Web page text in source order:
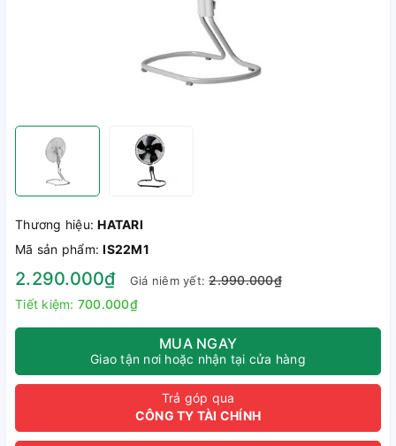
Thương hiệu:HATARI
Mã sản phẩm:IS22M1
2.290.000₫ Giá niêm yết:2.990.000₫
Tiết kiệm: 700.000₫
MUA NGAY
Giao tận nơi hoặc nhận tại cửa hàng
Trả góp qua
CÔNG TY TÀI CHÍNH